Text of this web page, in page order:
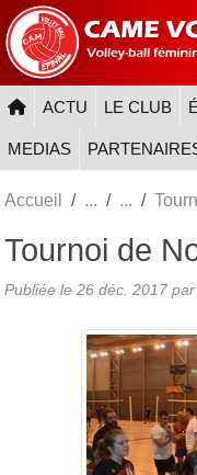
ACTU LE CLUB
MEDIAS
Accueil
Tournoi de
Publiée le 26 déc. 2017 par
Panneau de gestion des